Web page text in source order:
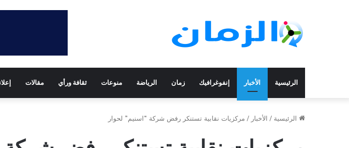
الرئيسية الأخبار إنفوغرافيك زمان الرياضة منوعات ثقافة ورأي مقالات
الرئيسية / الأخبار / مركزيات نقابية تستنكر رفض شركة “اسنيم” لحوار